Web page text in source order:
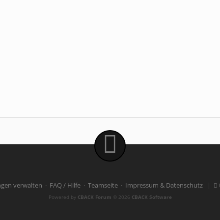
verwalten · FAQ / Hilfe · Teamseite · Impressum & Datenschutz |
Powered by CBACK Forum © 2026 CBACK Software